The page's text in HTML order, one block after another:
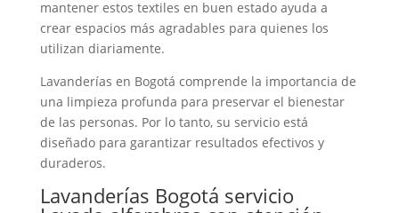
mantener estos textiles en buen estado ayuda a
crear espacios más agradables para quienes los
utilizan diariamente.
Lavanderías en Bogotá comprende la importancia de
una limpieza profunda para preservar el bienestar
de las personas. Por lo tanto, su servicio está
diseñado para garantizar resultados efectivos y
duraderos.
Lavanderías Bogotá servicio